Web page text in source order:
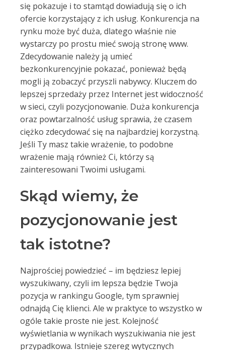
się pokazuje i to stamtąd dowiadują się o ich
ofercie korzystający z ich usług. Konkurencja na
rynku może być duża, dlatego właśnie nie
wystarczy po prostu mieć swoją stronę www.
Zdecydowanie należy ją umieć
bezkonkurencyjnie pokazać, ponieważ będą
mogli ją zobaczyć przyszli nabywcy. Kluczem do
lepszej sprzedaży przez Internet jest widoczność
w sieci, czyli pozycjonowanie. Duża konkurencja
oraz powtarzalność usług sprawia, że czasem
ciężko zdecydować się na najbardziej korzystną.
Jeśli Ty masz takie wrażenie, to podobne
wrażenie mają również Ci, którzy są
zainteresowani Twoimi usługami.
Skąd wiemy, że
pozycjonowanie jest
tak istotne?
Najprościej powiedzieć – im będziesz lepiej
wyszukiwany, czyli im lepsza będzie Twoja
pozycja w rankingu Google, tym sprawniej
odnajdą Cię klienci. Ale w praktyce to wszystko w
ogóle takie proste nie jest. Kolejność
wyświetlania w wynikach wyszukiwania nie jest
przypadkowa. Istnieje szereg wytycznych